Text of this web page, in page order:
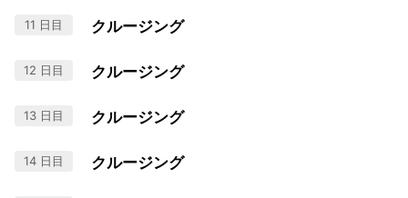
11 日目 クルージング
12 日目 クルージング
13 日目 クルージング
14 日目 クルージング